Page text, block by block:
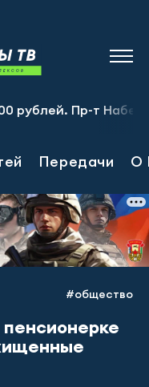
Пр-т
Передачи О
#общество